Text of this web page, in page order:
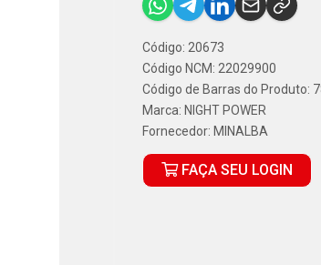
Código: 20673
Código NCM: 22029900
Código de Barras do Produto:
Marca: NIGHT POWER
Fornecedor: MINALBA
FAÇA SEU LOGIN